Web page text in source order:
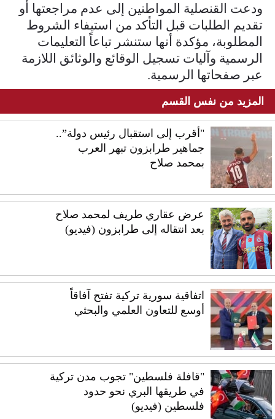
ودعت القنصلية المواطنين إلى عدم مراجعتها أو
تقديم الطلبات قبل التأكد من استيفاء الشروط
المطلوبة، مؤكدة أنها ستنشر تباعاً التعليمات
الرسمية وآليات تسجيل الوقائع والوثائق اللازمة
عبر صفحاتها الرسمية.
المزيد من نفس القسم
"أقرب إلى استقبال رئيس دولة”..
جماهير طرابزون تبهر العرب
بمحمد صلاح
عرض عقاري طريف لمحمد صلاح
بعد انتقاله إلى طرابزون (فيديو)
اتفاقية سورية تركية تفتح آفاقاً
أوسع للتعاون العلمي والبحثي
"قافلة فلسطين" تجوب مدن تركية
في طريقها البري نحو حدود
فلسطين (فيديو)